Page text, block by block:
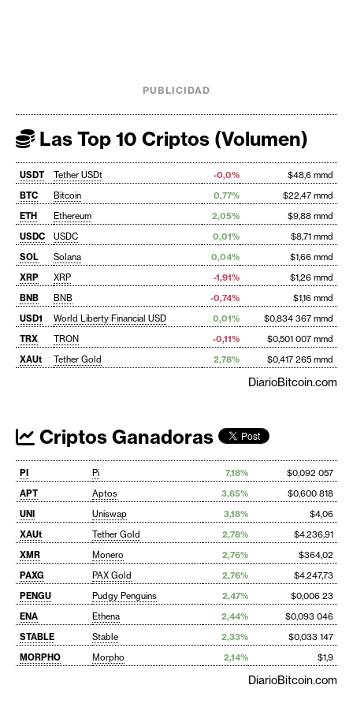
PUBLICIDAD
Las Top 10 Criptos (Volumen)
USDT Tether USDt -0,0%
$48,6 mmd
BTC
Bitcoin 0,77%
$22,47 mmd
ETH
Ethereum 2,05%
$9,88 mmd
USDC
USDC 0,01%
$8,71 mmd
SOL
Solana 0,04%
$1,66 mmd
XRP
XRP -1,91%
$1,26 mmd
BNB
BNB -0,74%
$1,16 mmd
USD1
World Liberty Financial USD 0,01%
$0,834 367 mmd
TRX
TRON -0,11%
$0,501 007 mmd
XAUt
Tether Gold 2,78% $0,417 265 mmd
DiarioBitcoin.com
Criptos Ganadoras
PI Pi 7,18%
$0,092 057
APT
Aptos 3,65%
$0,600 818
UNI
Uniswap 3,18%
$4,06
XAUt
Tether Gold 2,78%
$4.236,91
XMR
Monero 2,76%
$364,02
PAXG
PAX Gold 2,76%
$4.247,73
PENGU
Pudgy Penguins 2,47%
$0,006 23
ENA
Ethena 2,44%
$0,093 046
STABLE
Stable 2,33%
$0,033 147
MORPHO
Morpho 2,14% $1,9
DiarioBitcoin.com